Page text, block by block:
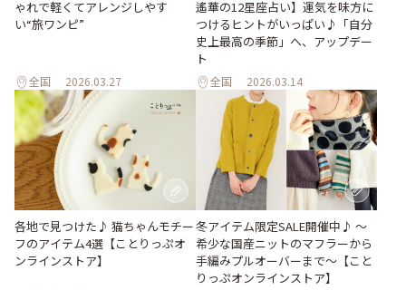
ゃれで軽くてアレンジしやす
い“旅ワンピ”
全国 2026.03.27
遙華の12星座占い】運気を味方に
つけるヒントがいっぱい♪「自分
史上最高の季節」へ、アップデー
ト
全国 2026.03.14
各地で見つけた♪ 猫ちゃんモチー
フのアイテム4選【ことりっぷオ
ンラインストア】
冬アイテム限定SALE開催中♪ ～
希少な国産ニットのマフラーから
手編みプルオーバーまで～【こと
りっぷオンラインストア】